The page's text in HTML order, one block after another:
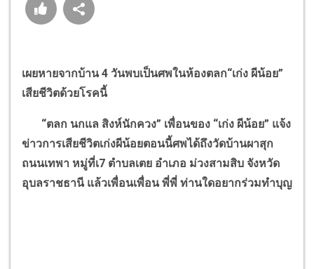
เผยหายจากบ้าน 4 วันพบเป็นศพในห้องตลก“เก่ง ผีน้อย”
เสียชีวิตด้วยโรคนี้
“ตลก นกแล สิงห์นักควง” เพื่อนของ “เก่ง ผีน้อย” แจ้ง
ข่าวการเสียชีวิตเก่งผีน้อยตอนนี้ศพได้ถึงวัดบ้านผาสุก
ถนนเทพา หมู่ที่เ7 ตำบลเตย อำเภอ ม่วงสามสิบ จังหวัด
อุบลราชธานี แล้วเพื่อนเพื่อน พี่พี่ ท่านใดอยากร่วมทำบุญ